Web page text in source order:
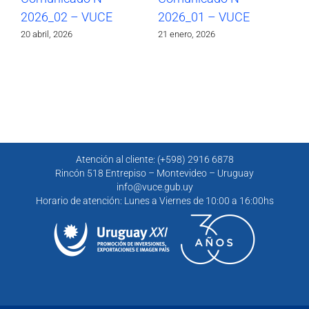
2026_02 – VUCE
20 abril, 2026
2026_01 – VUCE
21 enero, 2026
Atención al cliente: (+598) 2916 6878
Rincón 518 Entrepiso – Montevideo – Uruguay
info@vuce.gub.uy
Horario de atención: Lunes a Viernes de 10:00 a 16:00hs